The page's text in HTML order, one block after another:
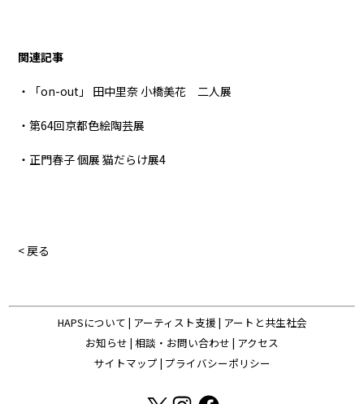
関連記事
・「on-out」 田中里奈 小橋美花 二人展
・第64回京都色絵陶芸展
・正門春子 個展 猫だらけ展4
< 戻る
HAPSについて | アーティスト支援 | アートと共生社会
お知らせ | 相談・お問い合わせ | アクセス
サイトマップ | プライバシーポリシー